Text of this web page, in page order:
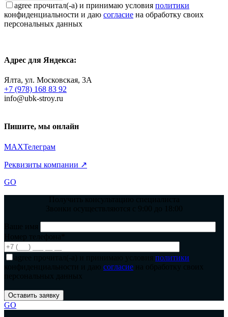
agree прочитал(-а) и принимаю условия политики
конфиденциальности и даю согласие на обработку своих
персональных данных
Адрес для Яндекса:
Ялта, ул. Московская, 3А
+7 (978) 168 83 92
info@ubk-stroy.ru
Пишите, мы онлайн
MAXТелеграм
Реквизиты компании ↗
GO
Получить консультацию специалиста
Звонки осуществляются с 9:00 до 18:00
Ваше имя
Номер телефона*
agree прочитал(-а) и принимаю условия политики
конфиденциальности и даю согласие на обработку своих
персональных данных
GO